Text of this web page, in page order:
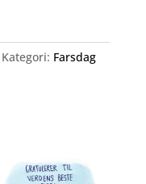
Kategori: Farsdag